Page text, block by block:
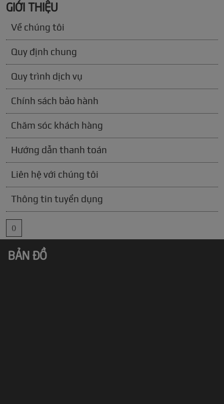
GIỚI THIỆU
Về chúng tôi
Quy định chung
Quy trình dịch vụ
Chính sách bảo hành
Chăm sóc khách hàng
Hướng dẫn thanh toán
Liên hệ với chúng tôi
Thông tin tuyển dụng
()
BẢN ĐỒ